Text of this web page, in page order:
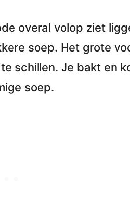
overal volop ziet
soep. Het grote
schillen. Je bakt en
soep.